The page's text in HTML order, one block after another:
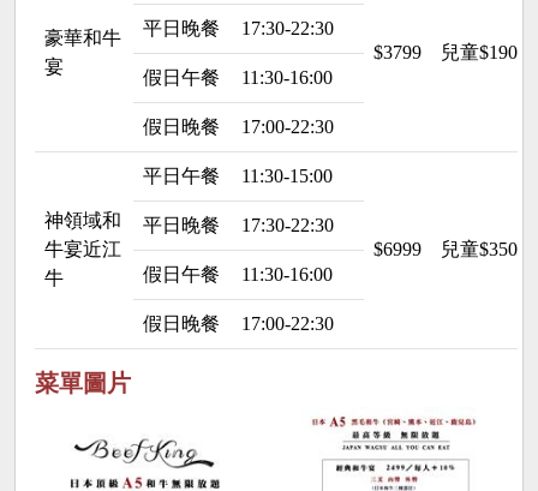
豪華和牛
宴
$3799 兒童
平日晚餐 17:30-22:30
假日午餐 11:30-16:00
假日晚餐 17:00-22:30
神領域和
牛宴近江
牛
平日午餐 11:30-15:00
$6999 兒童
平日晚餐 17:30-22:30
假日午餐 11:30-16:00
假日晚餐 17:00-22:30
菜單圖片